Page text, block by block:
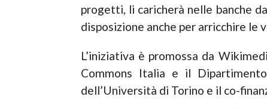
progetti, li caricherà nelle banche
disposizione anche per arricchire le
L’iniziativa è promossa da
Commons Italia e il
dell’Università di Torino e il co-